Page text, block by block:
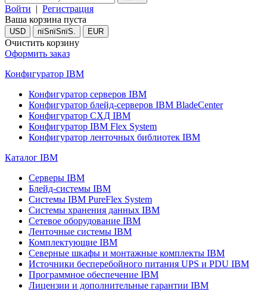
Войти | Регистрация
Ваша корзина пуста
USD пїЅпїЅпїЅ. EUR
Очистить корзину
Оформить заказ
Конфигуратор IBM
Конфигуратор серверов IBM
Конфигуратор блейд-серверов IBM BladeCenter
Конфигуратор СХД IBM
Конфигуратор IBM Flex System
Конфигуратор ленточных библиотек IBM
Каталог IBM
Серверы IBM
Блейд-системы IBM
Системы IBM PureFlex System
Системы хранения данных IBM
Сетевое оборудование IBM
Ленточные системы IBM
Комплектующие IBM
Северные шкафы и монтажные комплекты IBM
Источники бесперебойного питания UPS и PDU IBM
Программное обеспечение IBM
Лицензии и дополнительные гарантии IBM